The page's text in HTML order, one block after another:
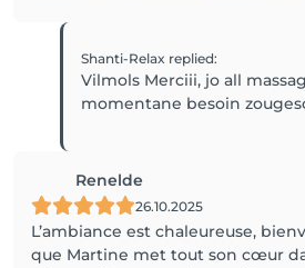
Shanti-Relax replied:
Vilmols Merciii, jo all
momentane besoin
Renelde
26.10.2025
L’ambiance est chaleureuse,
que Martine met tout son cœur